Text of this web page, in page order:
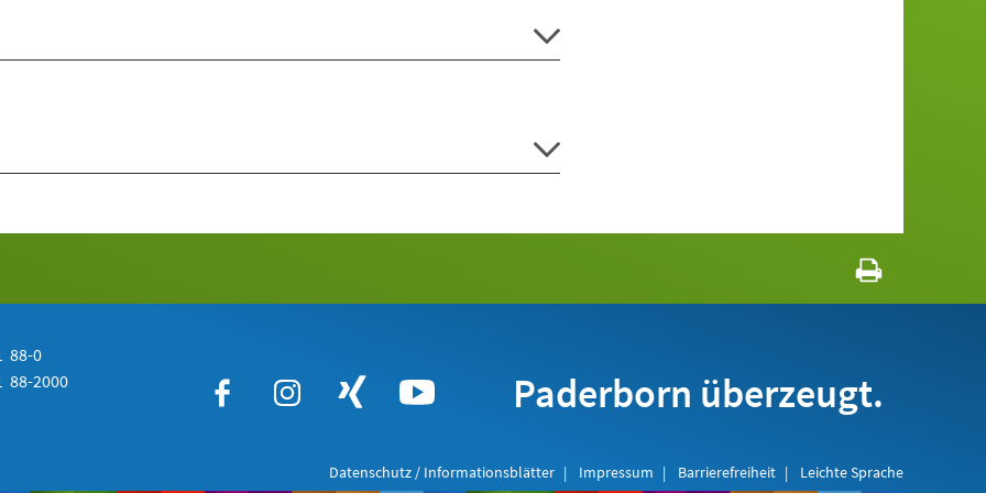
88-0
88-2000 Paderborn überzeugt.
Datenschutz / Informationsblätter Impressum Barrierefreiheit Leichte Sprache